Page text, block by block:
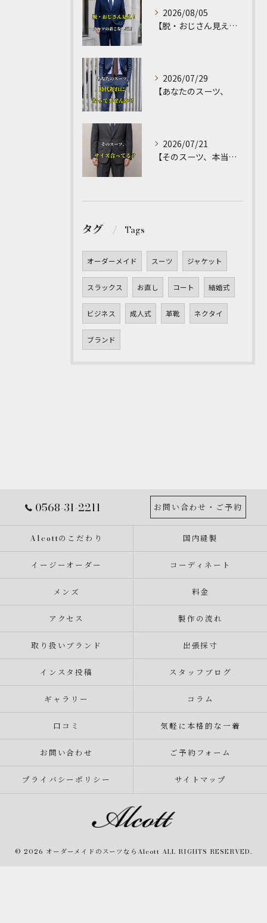
2026/08/05
【脱・おじさん見え！スーツの着こなし5選】
2026/07/29
【あなたのスーツ、
2026/07/21
【そのスーツ、本当にサイズ合っていますか？】
タグ Tags
オーダーメイド スーツ ジャケット
スラックス お直し コート 結婚式
ビジネス 成人式 革靴 ネクタイ
ブランド
0568-31-2211 お問い合わせ・ご予約
Alcottのこだわり 国内縫製
イージーオーダー コーディネート
メンズ 料金
アクセス 製作の流れ
取り扱いブランド 出張採寸
インスタ投稿 スタッフブログ
ギャラリー コラム
口コミ 気軽に本格的な一着
お問い合わせ ご予約フォーム
プライバシーポリシー サイトマップ
© 2026 オーダーメイドのスーツならAlcott ALL RIGHTS RESERVED.